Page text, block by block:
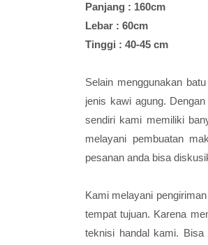
Panjang : 160cm
Lebar : 60cm
Tinggi : 40-45 cm
Selain menggunakan
jenis kawi agung.
sendiri kami memiliki
melayani pembuatan
pesanan anda bisa
Kami melayani
tempat tujuan. Karena
teknisi handal kami.